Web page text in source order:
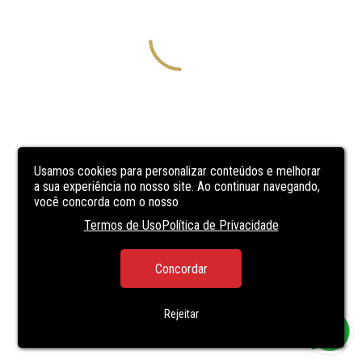
Usamos cookies para personalizar conteúdos e melhorar
a sua experiência no nosso site. Ao continuar navegando,
você concorda com o nosso
Termos de UsoPolítica de Privacidade
Concordar
Rejeitar